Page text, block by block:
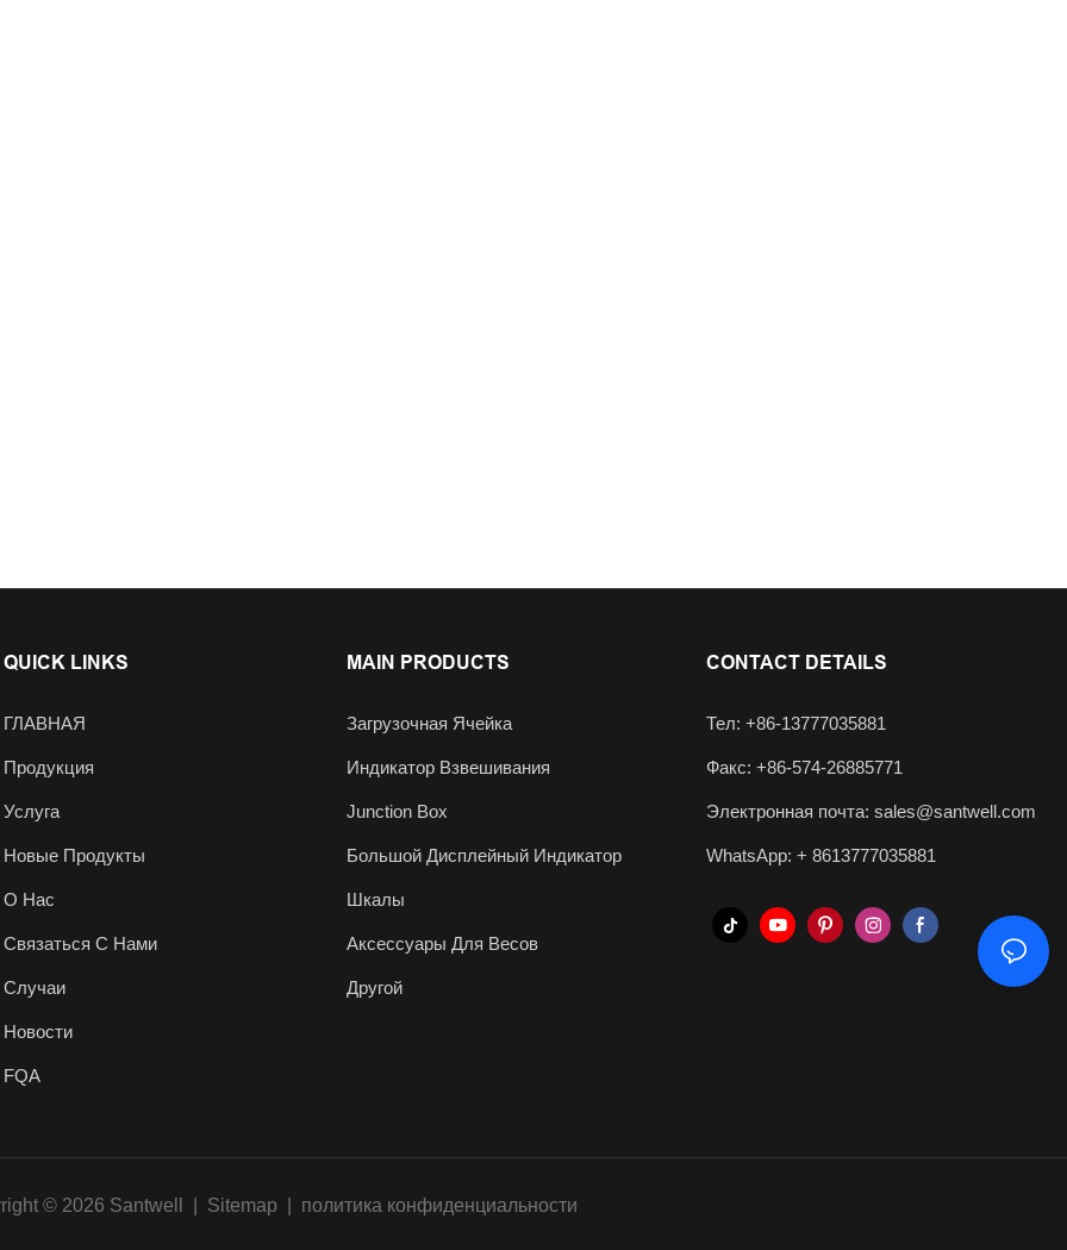
QUICK LINKS
ГЛАВНАЯ
Продукция
Услуга
Новые Продукты
О Нас
Связаться С Нами
Случаи
Новости
FQA
MAIN PRODUCTS
Загрузочная Ячейка
Индикатор Взвешивания
Junction Box
Большой Дисплейный Индикатор
Шкалы
Аксессуары Для Весов
Другой
CONTACT DETAILS
Тел: +86-13777035881
Факс: +86-574-26885771
Электронная почта: sales@santwell.com
WhatsApp: + 8613777035881
© 2026 Santwell Sitemap политика конфиденциальности